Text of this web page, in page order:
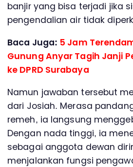
banjir yang bisa terjadi jika
pengendalian air tidak
Baca Juga: 5 Jam
Gunung Anyar Tagih Janji
ke DPRD Surabaya
Namun jawaban tersebut
dari Josiah. Merasa
remeh, ia langsung
Dengan nada tinggi, ia
sebagai anggota dewan
menjalankan fungsi